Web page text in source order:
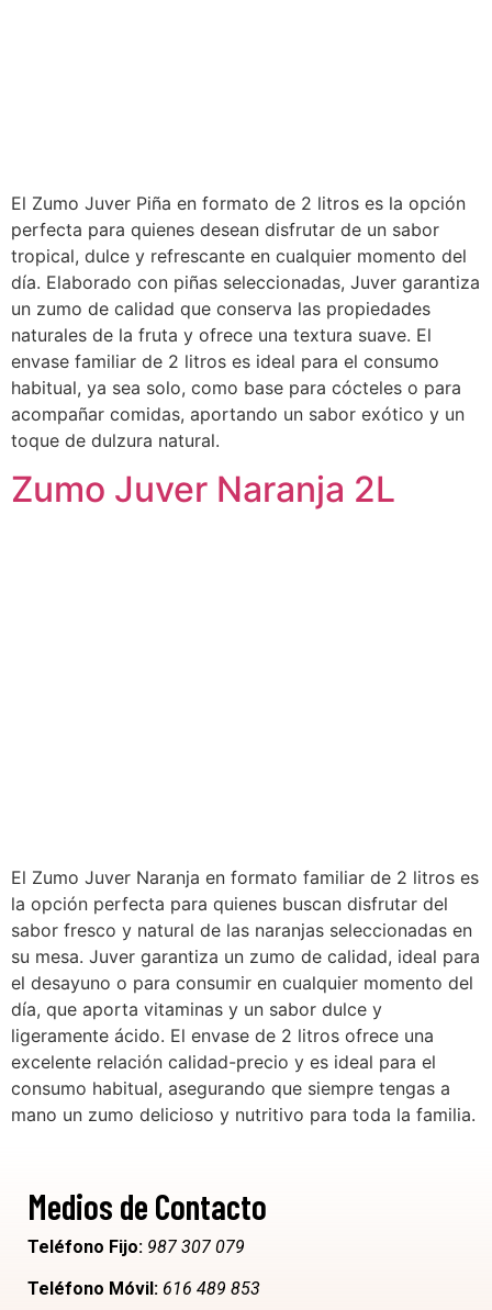
El Zumo Juver Piña en formato de 2 litros es la opción
perfecta para quienes desean disfrutar de un sabor
tropical, dulce y refrescante en cualquier momento del
día. Elaborado con piñas seleccionadas, Juver garantiza
un zumo de calidad que conserva las propiedades
naturales de la fruta y ofrece una textura suave. El
envase familiar de 2 litros es ideal para el consumo
habitual, ya sea solo, como base para cócteles o para
acompañar comidas, aportando un sabor exótico y un
toque de dulzura natural.
Zumo Juver Naranja 2L
El Zumo Juver Naranja en formato familiar de 2 litros es
la opción perfecta para quienes buscan disfrutar del
sabor fresco y natural de las naranjas seleccionadas en
su mesa. Juver garantiza un zumo de calidad, ideal para
el desayuno o para consumir en cualquier momento del
día, que aporta vitaminas y un sabor dulce y
ligeramente ácido. El envase de 2 litros ofrece una
excelente relación calidad-precio y es ideal para el
consumo habitual, asegurando que siempre tengas a
mano un zumo delicioso y nutritivo para toda la familia.
Medios de Contacto
Teléfono Fijo: 987 307 079
Teléfono Móvil: 616 489 853